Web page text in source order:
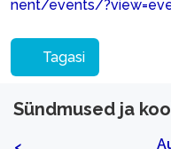
nent/events/
Tagasi
Sündmused ja